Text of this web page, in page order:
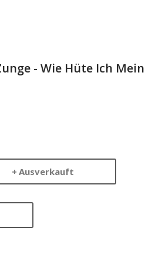
- Wie Hüte Ich
Ausverkauft